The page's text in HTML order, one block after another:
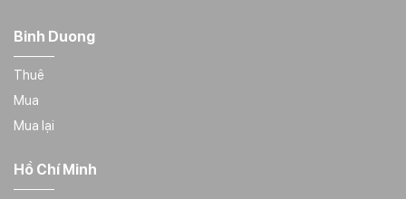
Binh Duong
Thuê
Mua
Mua lại
Hồ Chí Minh